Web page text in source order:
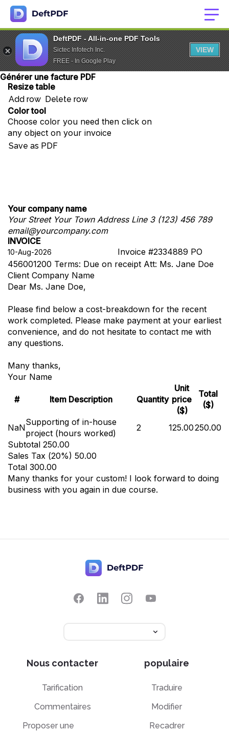
DeftPDF - All-in-one PDF Tools
Sictec Infotech Inc.
FREE - In Google Play
VIEW
Générer une facture PDF
Resize table
Add row Delete row
Color tool
Choose color you need then click on
any object on your invoice
Save as PDF
Your company name
Your Street Your Town Address Line 3 (123) 456 789
email@yourcompany.com
INVOICE
Invoice #2334889 PO
456001200 Terms: Due on receipt Att: Ms. Jane Doe
Client Company Name
Dear Ms. Jane Doe,
Please find below a cost-breakdown for the recent
work completed. Please make payment at your earliest
convenience, and do not hesitate to contact me with
any questions.
Many thanks,
Your Name
# Item Description Quantity
Unit
price
($)
Total
($)
NaN
Supporting of in-house
project (hours worked)
2 125.00250.00
Subtotal 250.00
Sales Tax (20%) 50.00
Total 300.00
Many thanks for your custom! I look forward to doing
business with you again in due course.
Nous contacter
Tarification
Commentaires
Proposer une
populaire
Traduire
Modifier
Recadrer